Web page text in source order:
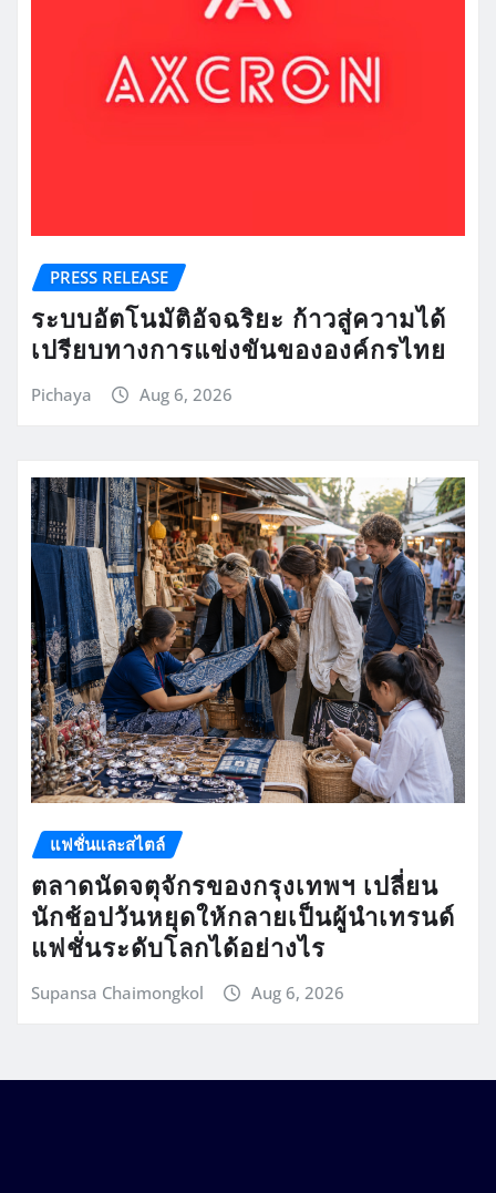
PRESS RELEASE
ระบบอัตโนมัติอัจฉริยะ ก้าวสู่ความได้
เปรียบทางการแข่งขันขององค์กรไทย
Pichaya Aug 6, 2026
แฟชั่นและสไตล์
ตลาดนัดจตุจักรของกรุงเทพฯ เปลี่ยน
นักช้อปวันหยุดให้กลายเป็นผู้นำเทรนด์
แฟชั่นระดับโลกได้อย่างไร
Supansa Chaimongkol Aug 6, 2026